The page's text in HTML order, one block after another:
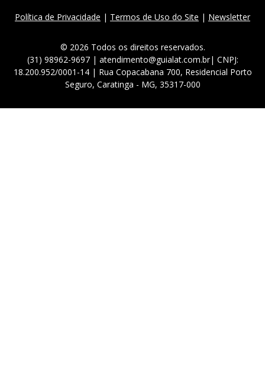
Política de Privacidade | Termos de Uso do Site | Newsletter
© 2026 Todos os direitos reservados.
(31) 98962-9697 | atendimento@guialat.com.br| CNPJ:
18.200.952/0001-14 | Rua Copacabana 700, Residencial Porto
Seguro, Caratinga - MG, 35317-000